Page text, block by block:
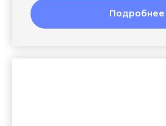
Подробнее